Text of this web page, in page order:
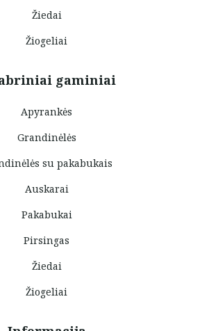
Žiedai
Žiogeliai
gaminiai
Apyrankės
Grandinėlės
su pakabukais
Auskarai
Pakabukai
Pirsingas
Žiedai
Žiogeliai